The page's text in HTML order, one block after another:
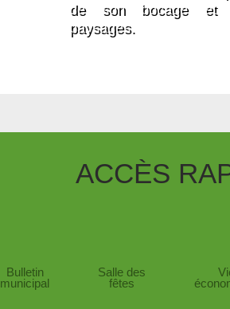
de son bocage et
paysages.
ACCÈS
Bulletin
municipal
Salle des
fêtes